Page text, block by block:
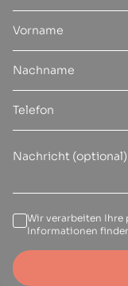
Wir verarbeiten Ihre
Informationen